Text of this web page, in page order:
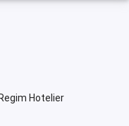
Hotelier